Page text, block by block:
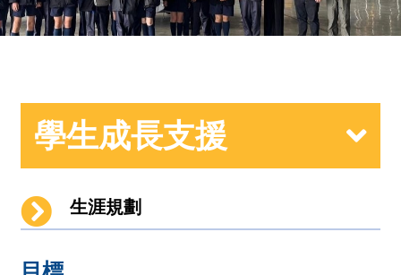
學生成長支援
生涯規劃